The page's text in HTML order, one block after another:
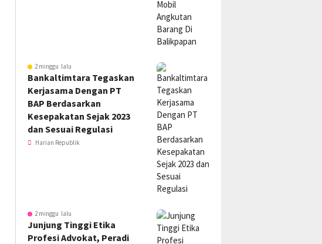
2 minggu lalu
Bankaltimtara Tegaskan
Kerjasama Dengan PT
BAP Berdasarkan
Kesepakatan Sejak 2023
dan Sesuai Regulasi
Harian Republik
2 minggu lalu
Junjung Tinggi Etika
Profesi Advokat, Peradi